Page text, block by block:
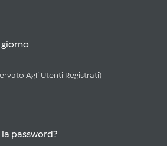
Agli Utenti Registrati)
password?